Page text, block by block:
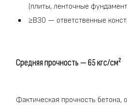
(плиты, ленточные
≥B30 — ответственные
Средняя прочность — 65 кгс/см²
Фактическая прочность бетона,